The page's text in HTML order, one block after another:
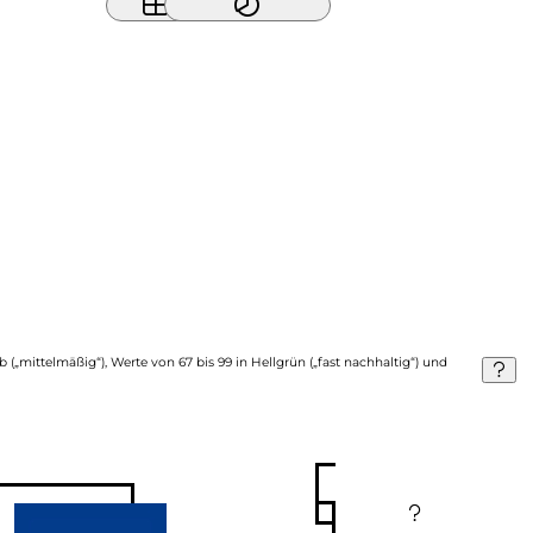
Werte von 67 bis 99 in Hellgrün („fast nachhaltig“) und